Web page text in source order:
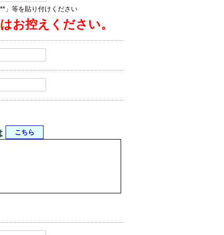
」等を貼り付けください
お控えください。
こちら